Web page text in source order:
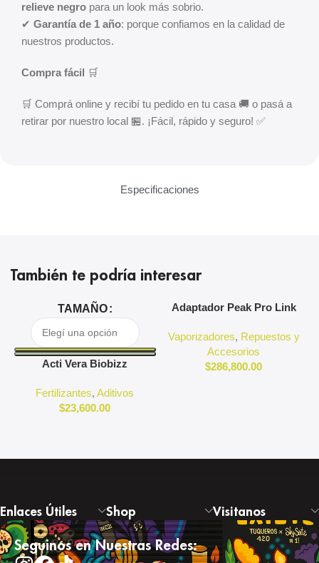
Especificaciones
relieve negro para un look más sobrio.
✔ Garantía de 1 año: porque confiamos en la calidad de
nuestros productos.
Compra fácil 🛒
🛒 Comprá online y recibí tu pedido en tu casa 🚚 o pasá a
retirar por nuestro local 🏪. ¡Fácil, rápido y seguro! ✅
También te podría interesar
TAMAÑO
Acti Vera Biobizz
Fertilizantes,Aditivos
$23,600.00
Adaptador Peak Pro Link
Vaporizadores, Repuestos y
Accesorios
$286,800.00
Enlaces Útiles Shop Visitanos
Seguinos en Nuestras Redes: